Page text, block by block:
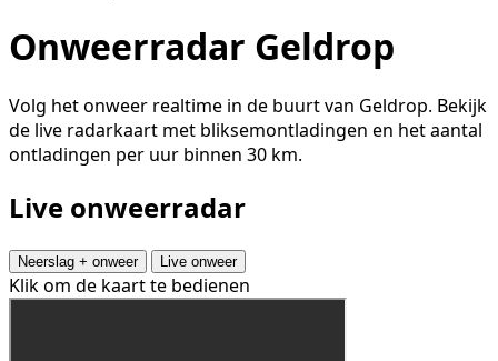
Onweerradar Geldrop
Volg het onweer realtime in de buurt van Geldrop. Bekijk
de live radarkaart met bliksemontladingen en het aantal
ontladingen per uur binnen 30 km.
Live onweerradar
Neerslag + onweer Live onweer
Klik om de kaart te bedienen